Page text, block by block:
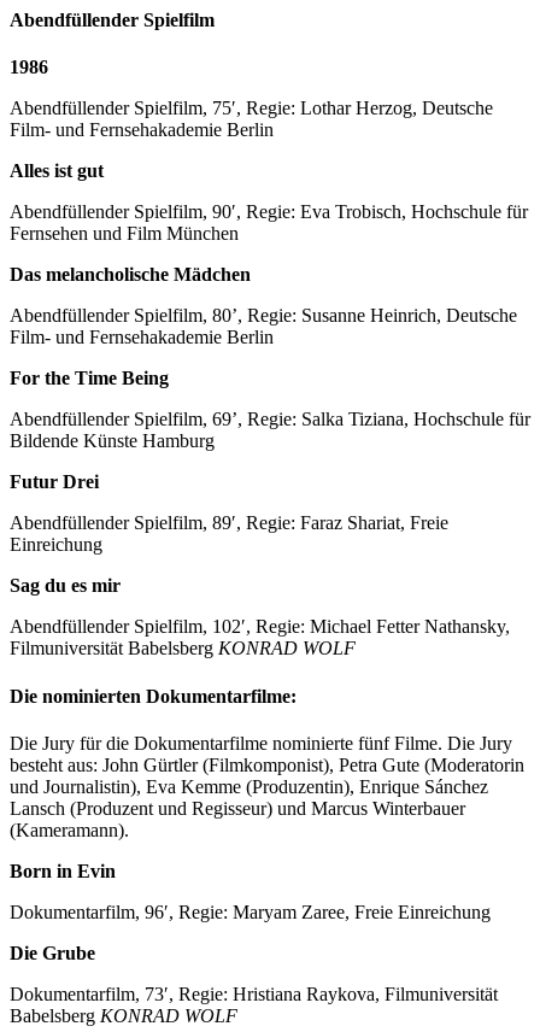
Abendfüllender Spielfilm
1986
Abendfüllender Spielfilm, 75′, Regie: Lothar Herzog, Deutsche
Film- und Fernsehakademie Berlin
Alles ist gut
Abendfüllender Spielfilm, 90′, Regie: Eva Trobisch, Hochschule für
Fernsehen und Film München
Das melancholische Mädchen
Abendfüllender Spielfilm, 80’, Regie: Susanne Heinrich, Deutsche
Film- und Fernsehakademie Berlin
For the Time Being
Abendfüllender Spielfilm, 69’, Regie: Salka Tiziana, Hochschule für
Bildende Künste Hamburg
Futur Drei
Abendfüllender Spielfilm, 89′, Regie: Faraz Shariat, Freie
Einreichung
Sag du es mir
Abendfüllender Spielfilm, 102′, Regie: Michael Fetter Nathansky,
Filmuniversität Babelsberg KONRAD WOLF
Die nominierten Dokumentarfilme:
Die Jury für die Dokumentarfilme nominierte fünf Filme. Die Jury
besteht aus: John Gürtler (Filmkomponist), Petra Gute (Moderatorin
und Journalistin), Eva Kemme (Produzentin), Enrique Sánchez
Lansch (Produzent und Regisseur) und Marcus Winterbauer
(Kameramann).
Born in Evin
Dokumentarfilm, 96′, Regie: Maryam Zaree, Freie Einreichung
Die Grube
Dokumentarfilm, 73′, Regie: Hristiana Raykova, Filmuniversität
Babelsberg KONRAD WOLF